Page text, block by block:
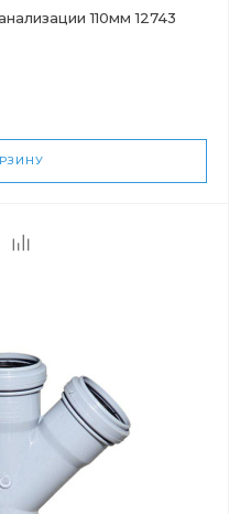
110мм 12743